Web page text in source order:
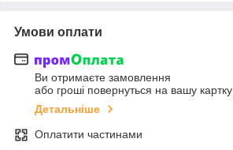
Умови оплати
Ви отримаєте замовлення
або гроші повернуться на вашу картку
Детальніше
Оплатити частинами